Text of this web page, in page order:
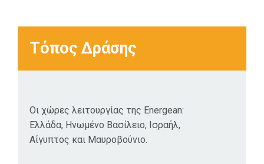
ανθρώπων και χωρών,
εμπειρίες κατά τη
διάρκεια αυτών των
πρωτοφανών χρόνων.
Τόπος Δράσης
Οι χώρες λειτουργίας της Energean:
Ελλάδα, Ηνωμένο Βασίλειο, Ισραήλ,
Αίγυπτος και Μαυροβούνιο.